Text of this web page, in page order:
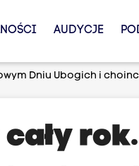
AUDYCJE
Dniu Ubogich i
rok.